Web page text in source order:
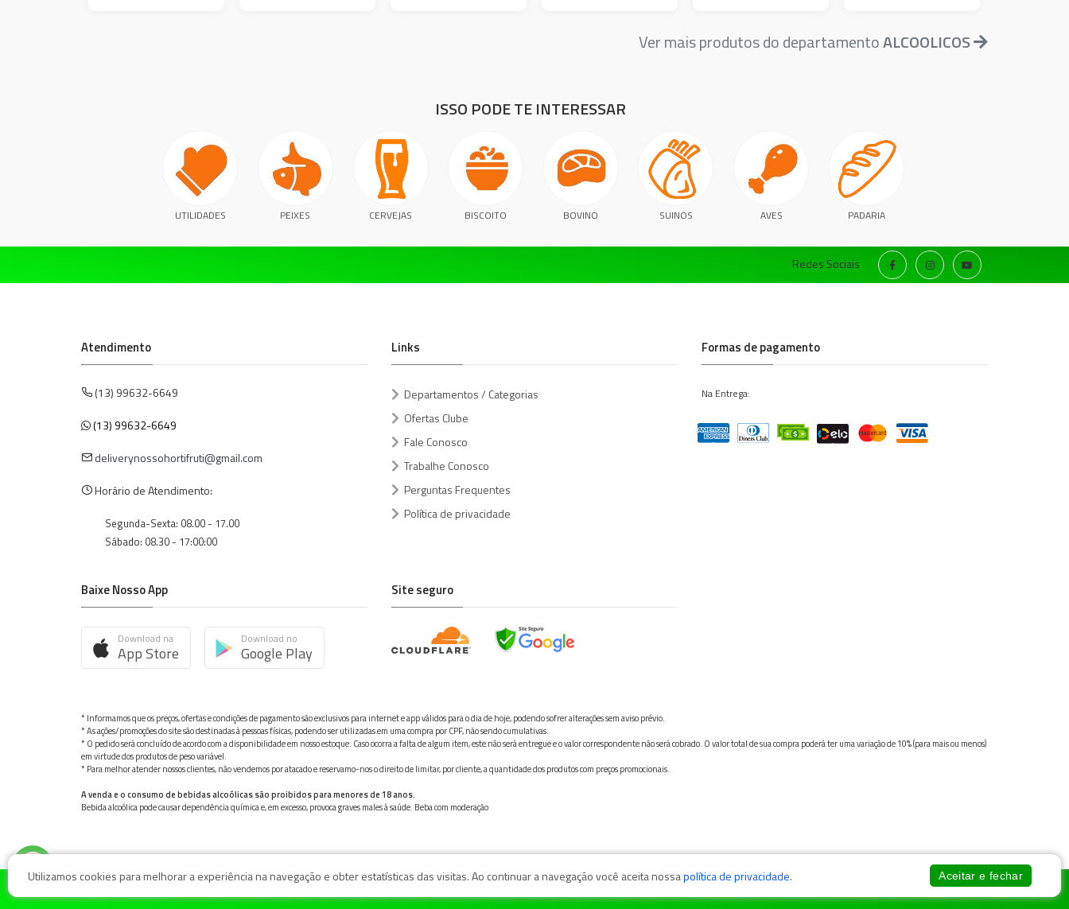
Ver mais produtos do departamentoALCOOLICOS
ISSO PODE TE INTERESSAR
UTILIDADES PEIXES CERVEJAS BISCOITO BOVINO SUINOS AVES PADARIA
Redes Sociais
Atendimento
(13) 99632-6649
(13) 99632-6649
deliverynossohortifruti@gmail.com
Horário de Atendimento:
Segunda-Sexta: 08.00 - 17.00
Sábado: 08.30 - 17:00:00
Links
Departamentos / Categorias
Ofertas Clube
Fale Conosco
Trabalhe Conosco
Perguntas Frequentes
Política de privacidade
Formas de pagamento
Na Entrega:
Baixe Nosso App
Download na
App Store
Download no
Google Play
Site seguro
* Informamos que os preços, ofertas e condições de pagamento são exclusivos para internet e app válidos para o dia de hoje, podendo sofrer alterações sem aviso prévio.
* As ações/promoções do site são destinadas à pessoas físicas, podendo ser utilizadas em uma compra por CPF, não sendo cumulativas.
* O pedido será concluído de acordo com a disponibilidade em nosso estoque. Caso ocorra a falta de algum item, este não será entregue e o valor correspondente não será cobrado. O valor total de sua compra poderá ter uma variação de 10% (para mais ou menos)
em virtude dos produtos de peso variável.
* Para melhor atender nossos clientes, não vendemos por atacado e reservamo-nos o direito de limitar, por cliente, a quantidade dos produtos com preços promocionais.
A venda e o consumo de bebidas alcoólicas são proibidos para menores de 18 anos.
Bebida alcoólica pode causar dependência química e, em excesso, provoca graves males à saúde. Beba com moderação
Utilizamos cookies para melhorar a experiência na navegação e obter estatísticas das visitas. Ao continuar a navegação você aceita nossapolítica de privacidade. Aceitar e fechar